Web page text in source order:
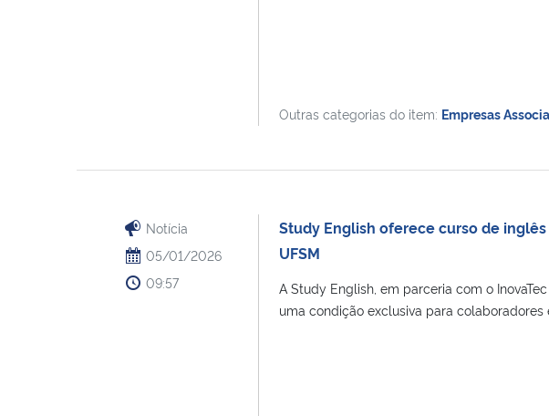
Outras categorias do item: Empresas
Notícia
05/01/2026
09:57
Study English oferece curso de
UFSM
A Study English, em parceria com o
uma condição exclusiva para colaboradores